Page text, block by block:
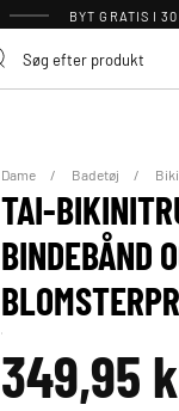
BYT GRATIS I
Dame Badetøj
TAI-
BINDEBÅND
349,95